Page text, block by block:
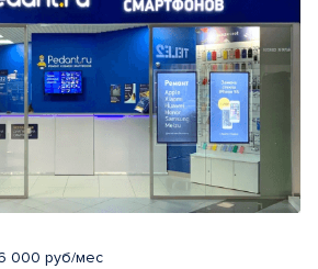
000 руб/мес